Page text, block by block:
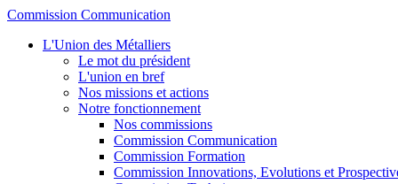
Commission Communication
L'Union des Métalliers
Le mot du président
L'union en bref
Nos missions et actions
Notre fonctionnement
Nos commissions
Commission Communication
Commission Formation
Commission Innovations, Evolutions et